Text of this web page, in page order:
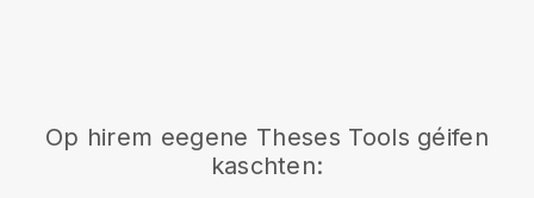
Op hirem eegene Theses Tools géifen
kaschten: